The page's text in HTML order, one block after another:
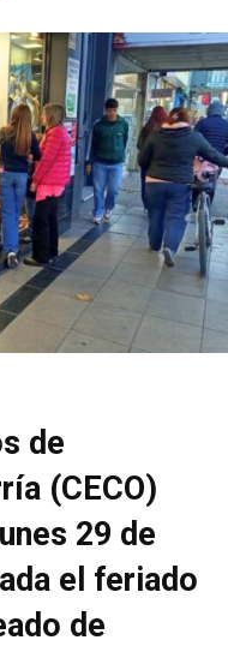
de
(CECO)
29 de
el feriado
de